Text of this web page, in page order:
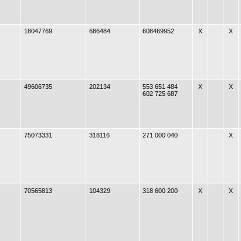
18047769 686484 608469952 X X
49606735 202134
553 651 484
602 725 687
X X
75073331 318116 271 000 040 X
70565813 104329 318 600 200 X X